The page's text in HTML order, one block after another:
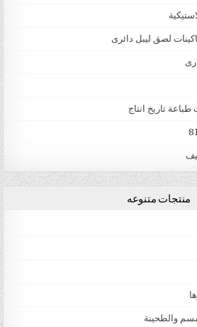
لصق ليبل دائرى
تاريخ انتاج
منتجات متنوعه
والطحينة